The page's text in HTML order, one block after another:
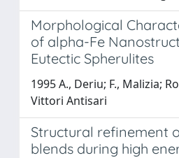
Morphological
of alpha-Fe
Eutectic Spherulites
1995 A., Deriu; F., Malizia;
Vittori Antisari
Structural refinement
blends during high